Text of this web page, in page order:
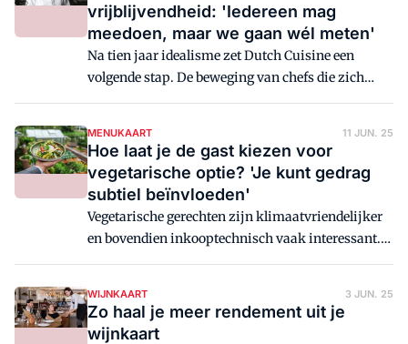
vrijblijvendheid: 'Iedereen mag
meedoen, maar we gaan wél meten'
Na tien jaar idealisme zet Dutch Cuisine een
volgende stap. De beweging van chefs die zich
inzet voor een houdbare en toekomstbestendige
hoeverre aangesloten restaurants hun principes
écht naleven. 'Het is tijd om volwassen te worden',
zegt voorzitter en SVH Meesterkok Albert Kooy.
'We blijven een beweging, maar wel één met
tanden.'
MENUKAART 11 JUN. 25
Hoe laat je de gast kiezen voor
vegetarische optie? 'Je kunt gedrag
subtiel beïnvloeden'
Vegetarische gerechten zijn klimaatvriendelijker
en bovendien inkooptechnisch vaak interessant.
Hoe zorg je er dan voor dat gasten juist daarvoor
beïnvloeden.'
WIJNKAART 3 JUN. 25
Zo haal je meer rendement uit je
wijnkaart